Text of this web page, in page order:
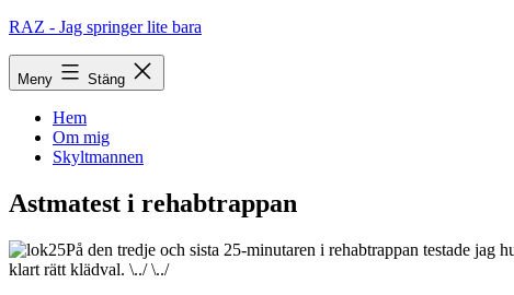
Hoppa
innehåll
RAZ - Jag springer lite bara
Meny Stäng
Hem
Om mig
Skyltmannen
Astmatest i rehabtrappan
På den tredje och sista 25-minutaren i rehabtrappan testade
klart rätt klädval. \../ \../